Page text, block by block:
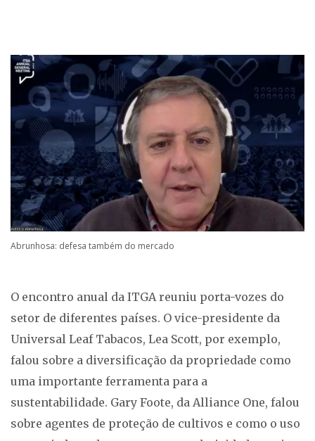
Abrunhosa: defesa também do mercado
O encontro anual da ITGA reuniu porta-vozes do
setor de diferentes países. O vice-presidente da
Universal Leaf Tabacos, Lea Scott, por exemplo,
falou sobre a diversificação da propriedade como
uma importante ferramenta para a
sustentabilidade. Gary Foote, da Alliance One, falou
sobre agentes de proteção de cultivos e como o uso